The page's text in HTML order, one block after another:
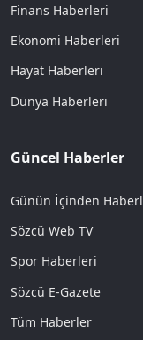
Finans Haberleri
Ekonomi Haberleri
Hayat Haberleri
Dünya Haberleri
Güncel Haberler
Günün İçinden
Sözcü Web TV
Spor Haberleri
Sözcü E-Gazete
Tüm Haberler